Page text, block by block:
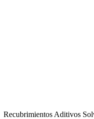
Recubrimientos Aditivos